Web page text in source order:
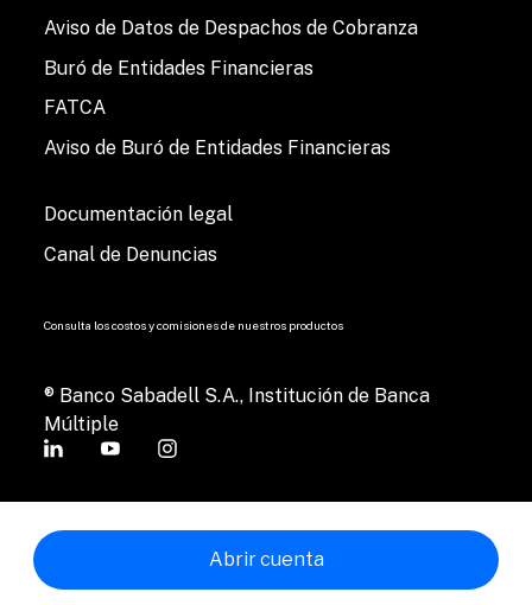
Aviso de Datos de Despachos de Cobranza
Buró de Entidades Financieras
FATCA
Aviso de Buró de Entidades Financieras
Documentación legal
Canal de Denuncias
Consulta los costos y comisiones de nuestros productos
® Banco Sabadell S.A., Institución de Banca
Múltiple
Abrir cuenta